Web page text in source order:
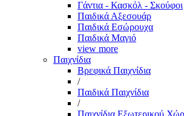
Γάντια - Κασκόλ - Σκούφοι
Παιδικά Αξεσουάρ
Παιδικά Εσώρουχα
Παιδικά Μαγιό
view more
Παιχνίδια
Βρεφικά Παιχνίδια
/
Παιδικά Παιχνίδια
/
Παιχνίδια Εξωτερικού